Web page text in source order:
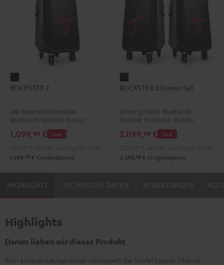
2
ROCKSTER 2
Der beeindruckendste
Bluetooth-Speaker Europas
Deal
1.099,99 €
1.199, 99 € Originalpreis
2
Set
ROCKSTER 2 Stereo-Set
Unser größter Bluetooth-
Speaker im Stereo-Bundle
Deal
2.099,99 €
2.399, 98 € Originalpreis
HIGHLIGHTS
Highlights
Darum lieben wir dieses Produkt
Kein anderer Lautsprecher verkörpert die Teufel Sound-DNA so